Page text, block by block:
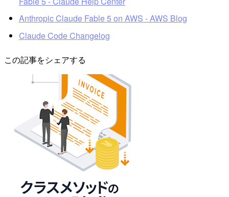
Anthropic Claude Fable 5 on AWS - AWS Blog
Claude Code Changelog
この記事をシェアする